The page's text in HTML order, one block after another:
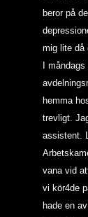
beror på
mig lite då
I
hemma
trevligt.
assistent.
vana vid
vi kör4de
hade en